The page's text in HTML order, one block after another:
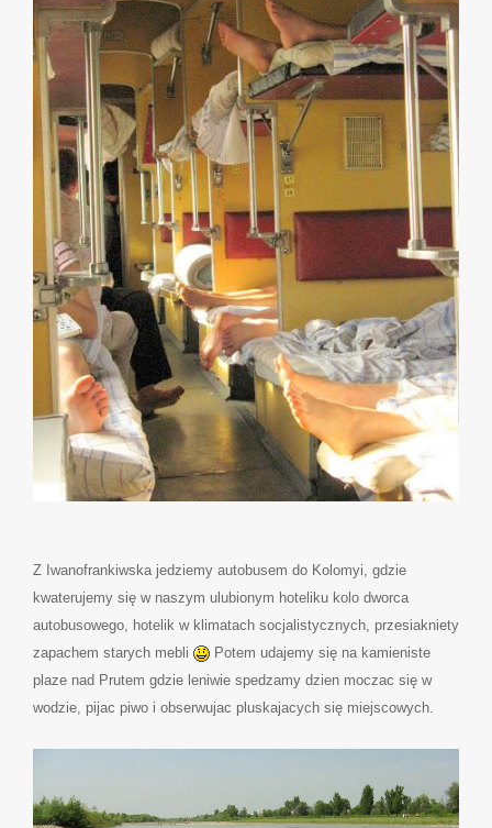
Z Iwanofrankiwska jedziemy autobusem do Kolomyi, gdzie
kwaterujemy się w naszym ulubionym hoteliku kolo dworca
autobusowego, hotelik w klimatach socjalistycznych, przesiakniety
zapachem starych mebli
Potem udajemy się na kamieniste
plaze nad Prutem gdzie leniwie spedzamy dzien moczac się w
wodzie, pijac piwo i obserwujac pluskajacych się miejscowych.